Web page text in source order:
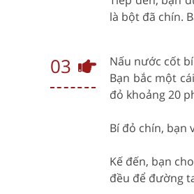
là bột đã chín.
03
Nấu nước cốt
Bạn bắc một
đỏ khoảng 20
Bí đỏ chín, bạn
Kế đến, bạn
đều để đường